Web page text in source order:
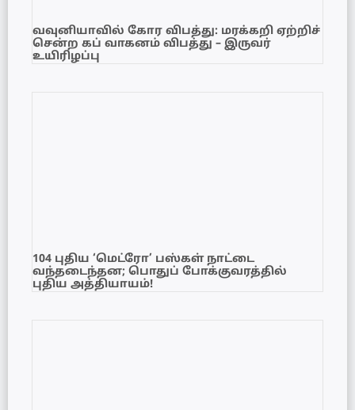
வவுனியாவில் கோர விபத்து: மரக்கறி ஏற்றிச்
சென்ற கப் வாகனம் விபத்து – இருவர்
உயிரிழப்பு
104 புதிய ‘மெட்ரோ’ பஸ்கள் நாட்டை
வந்தடைந்தன; பொதுப் போக்குவரத்தில்
புதிய அத்தியாயம்!